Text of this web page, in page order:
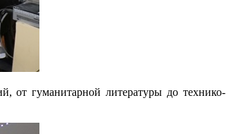
от гуманитарной литературы до технико-